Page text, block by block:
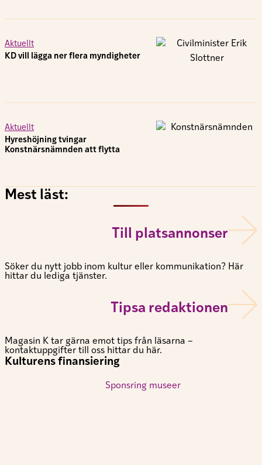
Aktuellt
KD vill lägga ner flera myndigheter
Aktuellt
Hyreshöjning tvingar
Konstnärsnämnden att flytta
Mest läst:
Till platsannonser
Söker du nytt jobb inom kultur eller kommunikation? Här
hittar du lediga tjänster.
Tipsa redaktionen
Magasin K tar gärna emot tips från läsarna –
kontaktuppgifter till oss hittar du här.
Kulturens finansiering